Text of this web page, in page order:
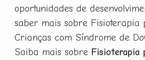
oportunidades de
saber mais sobre Fisioterapia
Crianças com Síndrome de
Saiba mais sobre Fisioterapia